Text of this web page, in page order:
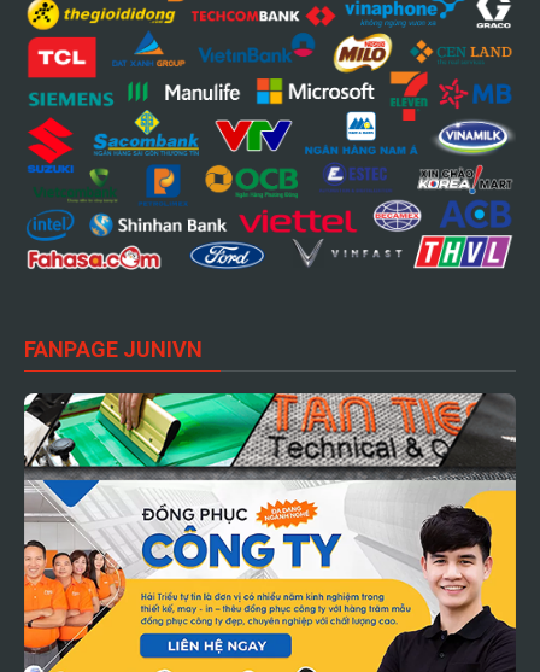
FANPAGE JUNIVN